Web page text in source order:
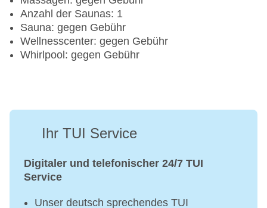
Anzahl der Saunas: 1
Sauna: gegen Gebühr
Wellnesscenter: gegen Gebühr
Whirlpool: gegen Gebühr
Ihr TUI Service
Digitaler und telefonischer 24/7 TUI
Service
Unser deutsch sprechendes TUI